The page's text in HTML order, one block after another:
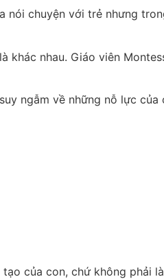
nói chuyện với trẻ nhưng
nhau. Giáo viên
ngẫm về những nỗ lực của
của con, chứ không phải